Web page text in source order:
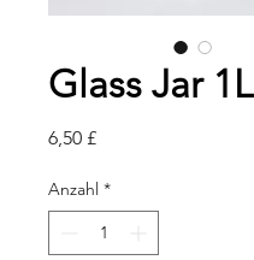
Glass Jar 1L
6,50 £Preis
Anzahl *